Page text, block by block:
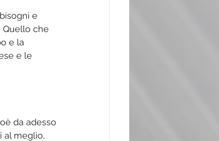
e
Quello che
e la
e le
da adesso
al meglio,